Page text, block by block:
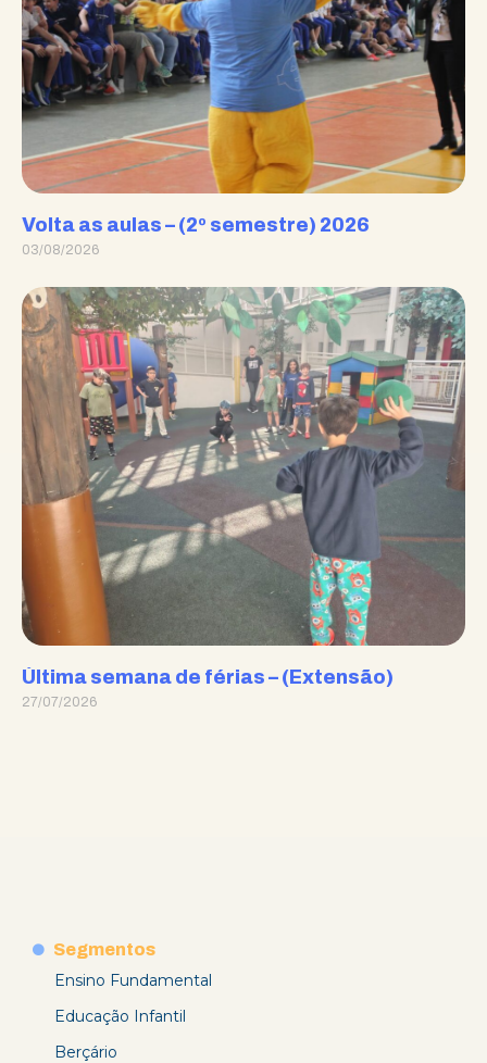
Volta as aulas – (2º semestre) 2026
03/08/2026
Última semana de férias – (Extensão)
27/07/2026
Segmentos
Ensino Fundamental
Educação Infantil
Berçário